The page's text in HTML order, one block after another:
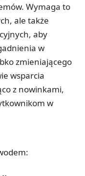
Wymaga to
ale także
aby
w
zmieniającego
wsparcia
z nowinkami,
w